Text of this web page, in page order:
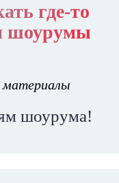
где-то
шоурумы
материалы
шоурума!